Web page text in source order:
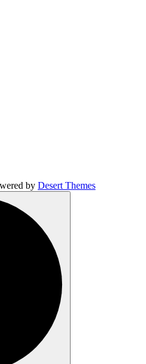
by Desert Themes